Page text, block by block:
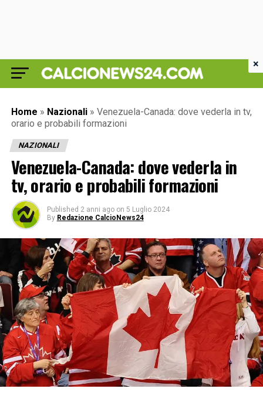
Home » Nazionali » Venezuela-Canada: dove vederla in tv,
orario e probabili formazioni
NAZIONALI
Venezuela-Canada: dove vederla in
tv, orario e probabili formazioni
Published 2 anni ago on 5 Luglio 2024
By Redazione CalcioNews24
×